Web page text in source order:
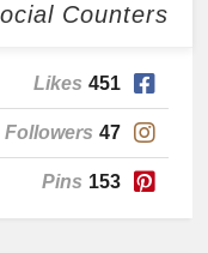
Counters
451
Likes
47
Followers
153
Pins